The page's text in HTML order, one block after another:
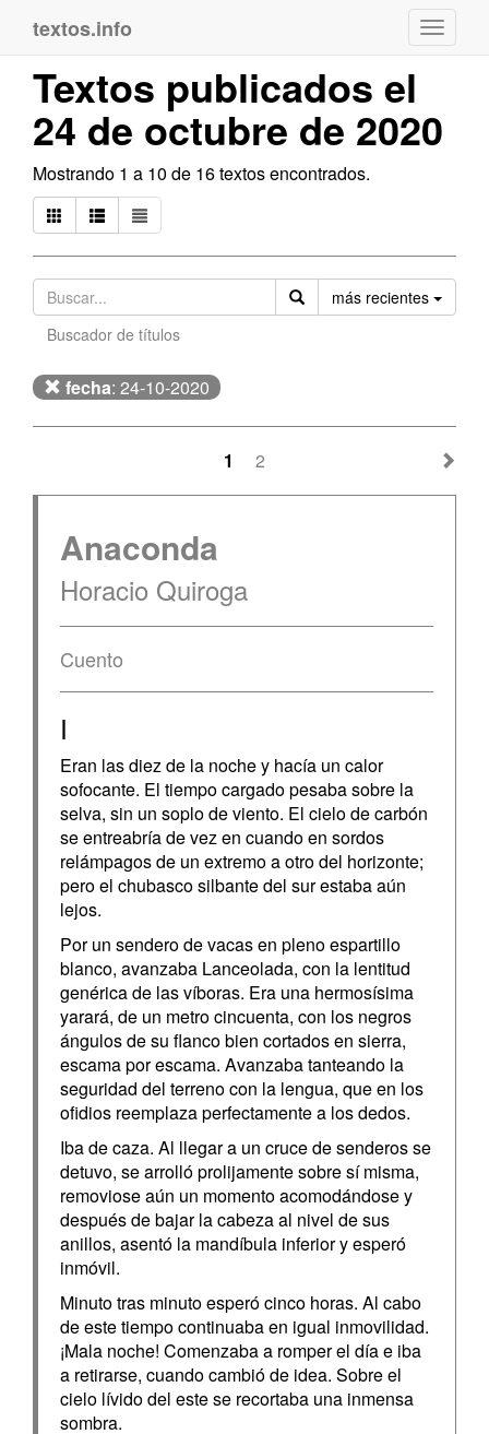
textos.info
Textos publicados el
24 de octubre de 2020
Mostrando 1 a 10 de 16 textos encontrados.
más recientes
Buscador de títulos
fecha: 24-10-2020
1 2
Anaconda
Horacio Quiroga
Cuento
I
Eran las diez de la noche y hacía un calor
sofocante. El tiempo cargado pesaba sobre la
selva, sin un soplo de viento. El cielo de carbón
se entreabría de vez en cuando en sordos
relámpagos de un extremo a otro del horizonte;
pero el chubasco silbante del sur estaba aún
lejos.
Por un sendero de vacas en pleno espartillo
blanco, avanzaba Lanceolada, con la lentitud
genérica de las víboras. Era una hermosísima
yarará, de un metro cincuenta, con los negros
ángulos de su flanco bien cortados en sierra,
escama por escama. Avanzaba tanteando la
seguridad del terreno con la lengua, que en los
ofidios reemplaza perfectamente a los dedos.
Iba de caza. Al llegar a un cruce de senderos se
detuvo, se arrolló prolijamente sobre sí misma,
removiose aún un momento acomodándose y
después de bajar la cabeza al nivel de sus
anillos, asentó la mandíbula inferior y esperó
inmóvil.
Minuto tras minuto esperó cinco horas. Al cabo
de este tiempo continuaba en igual inmovilidad.
¡Mala noche! Comenzaba a romper el día e iba
a retirarse, cuando cambió de idea. Sobre el
cielo lívido del este se recortaba una inmensa
sombra.